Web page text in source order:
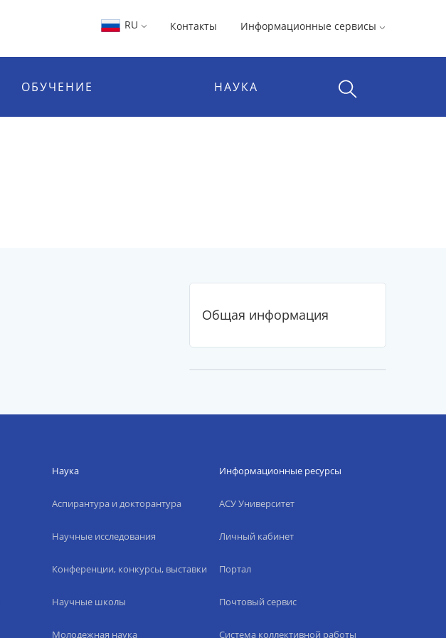
RU Контакты Информационные сервисы
ОБУЧЕНИЕ НАУКА
Общая информация
Наука
Аспирантура и докторантура
Научные исследования
Конференции, конкурсы, выставки
Научные школы
Молодежная наука
Информационные ресурсы
АСУ Университет
Личный кабинет
Портал
Почтовый сервис
Система коллективной работы